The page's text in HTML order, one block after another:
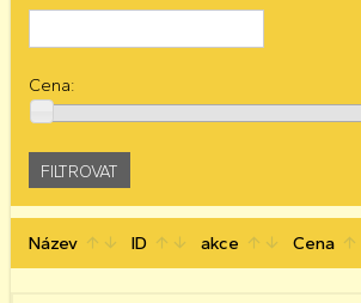
Cena:
Název arrow_upward arrow_downward ID arrow_upward arrow_downward akce arrow_upward arrow_downward Cena arrow_upward